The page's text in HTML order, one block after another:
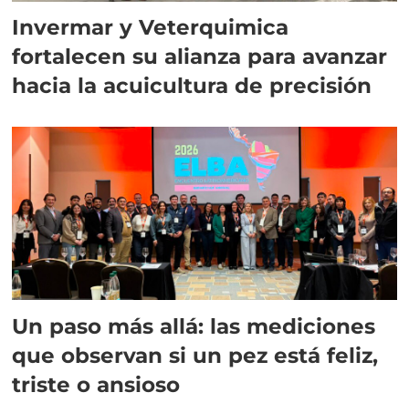
Invermar y Veterquimica
fortalecen su alianza para avanzar
hacia la acuicultura de precisión
Un paso más allá: las mediciones
que observan si un pez está feliz,
triste o ansioso